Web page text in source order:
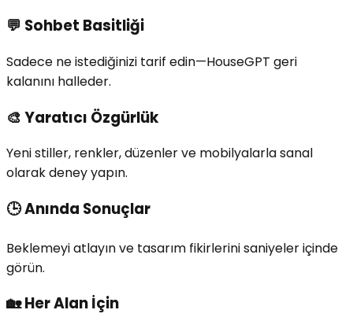
💬 Sohbet Basitliği
Sadece ne istediğinizi tarif edin—HouseGPT geri
kalanını halleder.
🎨Yaratıcı Özgürlük
Yeni stiller, renkler, düzenler ve mobilyalarla sanal
olarak deney yapın.
🕒Anında Sonuçlar
Beklemeyi atlayın ve tasarım fikirlerini saniyeler içinde
görün.
🏡Her Alan İçin